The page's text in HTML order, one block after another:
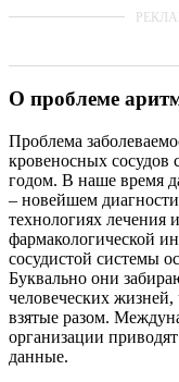
О проблеме
Проблема
кровеносных сосудов
годом. В наше время
– новейшем
технологиях лечения
фармакологической
сосудистой системы
Буквально они
человеческих
взятые разом.
организации
данные.